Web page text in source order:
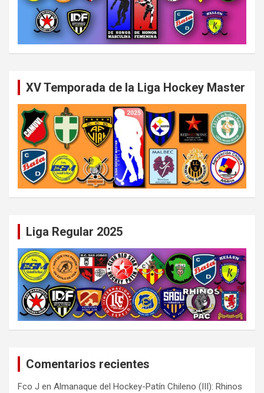
XV Temporada de la Liga Hockey Master
Liga Regular 2025
Comentarios recientes
Fco J en Almanaque del Hockey-Patín Chileno (III): Rhinos